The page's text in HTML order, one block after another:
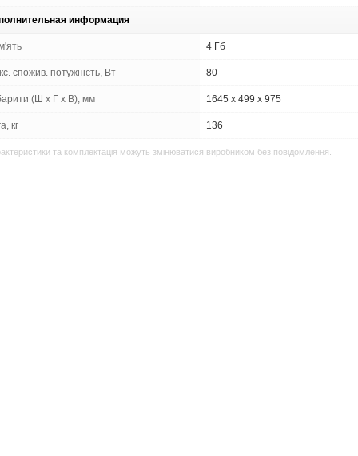
информация
4 Гб
спожив. потужність, Вт 80
(Ш х Г х В), мм 1645‎ x 499 x 975
кг 136
та комплектація можуть змінюватися виробником без повідомлення.